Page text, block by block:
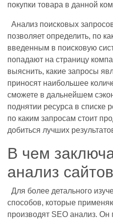
покупки товара в данной
Анализ поисковых
позволяет определить, по
введенным в поисковую
попадают на страницу
выяснить, какие запросы
приносят наибольшее
сможете в дальнейшем
поднятии ресурса в списке
по каким запросам стоит
добиться лучших
В чем
анализ
Для более детального
способов, которые
производят SEO анализ. Он